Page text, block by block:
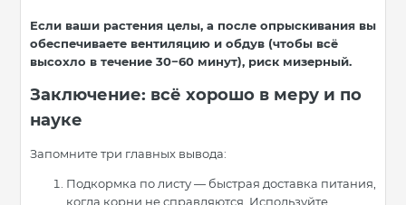
Если ваши растения целы, а после опрыскивания вы
обеспечиваете вентиляцию и обдув (чтобы всё
высохло в течение 30−60 минут), риск мизерный.
Заключение: всё хорошо в меру и по
науке
Запомните три главных вывода:
Подкормка по листу — быстрая доставка питания,
когда корни не справляются. Используйте